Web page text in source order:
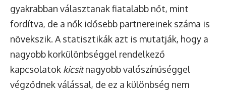
gyakrabban választanak fiatalabb nőt, mint
fordítva, de a nők idősebb partnereinek száma is
növekszik. A statisztikák azt is mutatják, hogy a
nagyobb korkülönbséggel rendelkező
kapcsolatok kicsitnagyobb valószínűséggel
végződnek válással, de ez a különbség nem